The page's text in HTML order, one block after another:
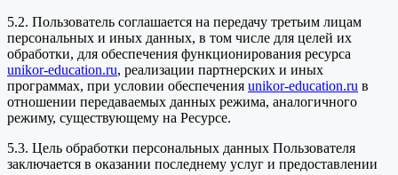
5.2. Пользователь соглашается на передачу третьим лицам
персональных и иных данных, в том числе для целей их
обработки, для обеспечения функционирования ресурса
unikor-education.ru, реализации партнерских и иных
программах, при условии обеспечения unikor-education.ru в
отношении передаваемых данных режима, аналогичного
режиму, существующему на Ресурсе.
5.3. Цель обработки персональных данных Пользователя
заключается в оказании последнему услуг и предоставлении